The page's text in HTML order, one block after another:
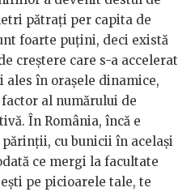
pătrați per capita de
foarte puțini, deci există
creștere care s-a accelerat
ales în orașele dinamice,
al numărului de
În România, încă e
părinții, cu bunicii în același
ce mergi la facultate
pe picioarele tale, te